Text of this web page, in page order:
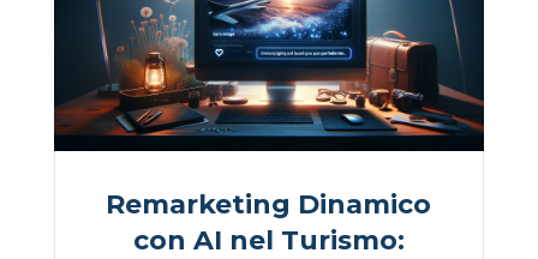
Remarketing Dinamico
con AI nel Turismo: